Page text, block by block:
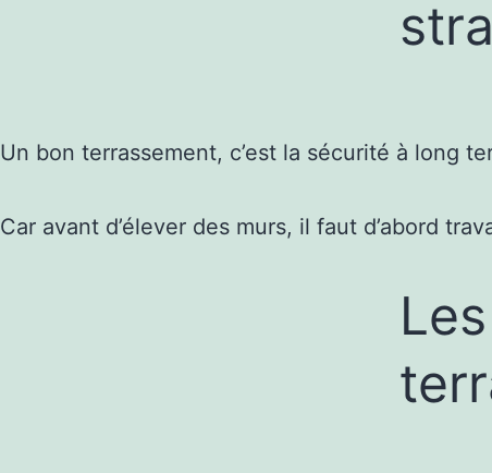
Un bon terrassement, c’est la sécurité à long
Car avant d’élever des murs, il faut d’abord